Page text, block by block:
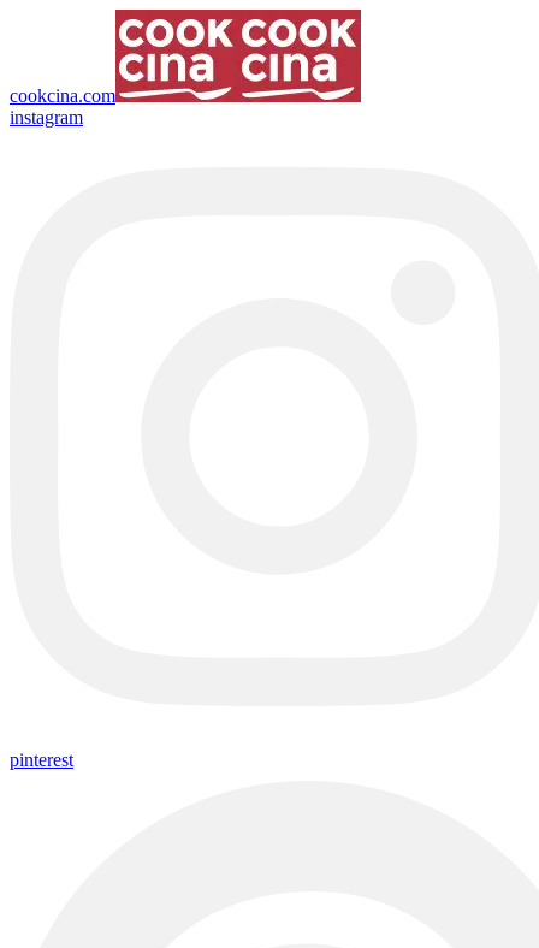
cookcina.com
instagram
pinterest